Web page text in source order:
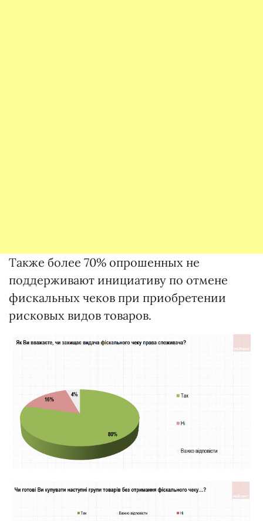
Также более 70% опрошенных не
поддерживают инициативу по отмене
фискальных чеков при приобретении
рисковых видов товаров.